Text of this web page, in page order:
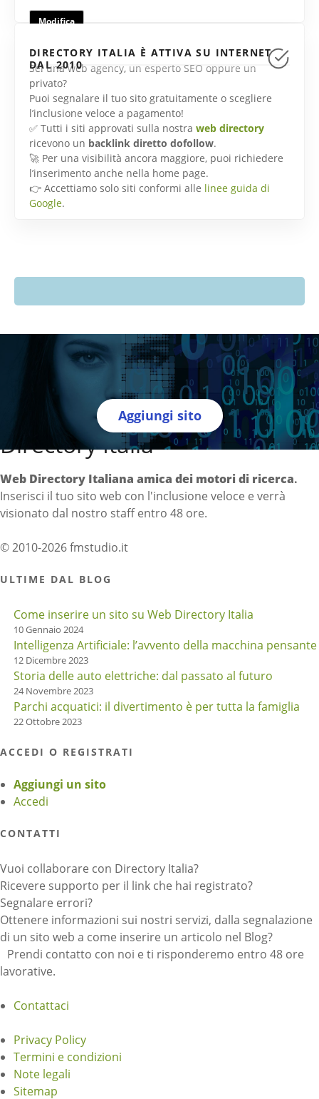
Modifica
DIRECTORY ITALIA È ATTIVA SU INTERNET
DAL 2010
Sei una web agency, un esperto SEO oppure un
privato?
Puoi segnalare il tuo sito gratuitamente o scegliere
l’inclusione veloce a pagamento!
✅ Tutti i siti approvati sulla nostra web directory
ricevono un backlink diretto dofollow.
🚀 Per una visibilità ancora maggiore, puoi richiedere
l’inserimento anche nella home page.
👉 Accettiamo solo siti conformi alle linee guida di
Google.
Aggiungi sito
Directory Italia
Web Directory Italiana amica dei motori di ricerca.
Inserisci il tuo sito web con l'inclusione veloce e verrà
visionato dal nostro staff entro 48 ore.
© 2010-2026 fmstudio.it
ULTIME DAL BLOG
Come inserire un sito su Web Directory Italia
10 Gennaio 2024
Intelligenza Artificiale: l’avvento della macchina pensante
12 Dicembre 2023
Storia delle auto elettriche: dal passato al futuro
24 Novembre 2023
Parchi acquatici: il divertimento è per tutta la famiglia
22 Ottobre 2023
ACCEDI O REGISTRATI
Aggiungi un sito
Accedi
CONTATTI
Vuoi collaborare con Directory Italia?
Ricevere supporto per il link che hai registrato?
Segnalare errori?
Ottenere informazioni sui nostri servizi, dalla segnalazione
di un sito web a come inserire un articolo nel Blog?
Prendi contatto con noi e ti risponderemo entro 48 ore
lavorative.
Contattaci
Privacy Policy
Termini e condizioni
Note legali
Sitemap